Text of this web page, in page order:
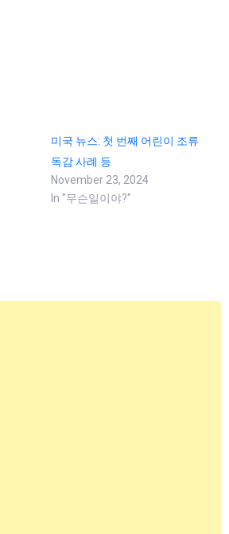
미국 뉴스: 첫 번째 어린이 조류
독감 사례 등
November 23, 2024
In "무슨일이야?"